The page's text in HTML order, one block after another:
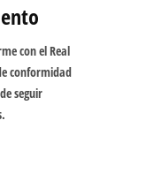
con el Real
conformidad
seguir